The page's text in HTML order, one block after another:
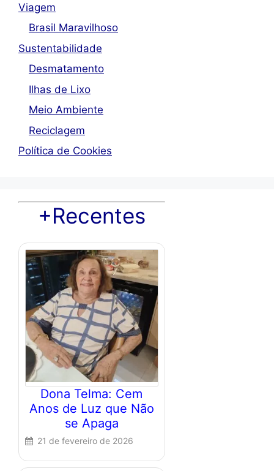
Viagem
Brasil Maravilhoso
Sustentabilidade
Desmatamento
Ilhas de Lixo
Meio Ambiente
Reciclagem
Política de Cookies
+Recentes
Dona Telma: Cem
Anos de Luz que Não
se Apaga
21 de fevereiro de 2026